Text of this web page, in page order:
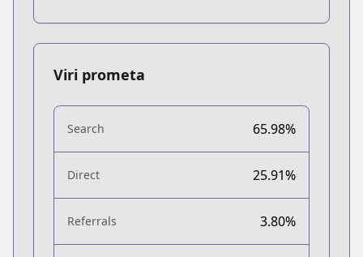
Viri prometa
Search 65.98%
Direct 25.91%
Referrals 3.80%